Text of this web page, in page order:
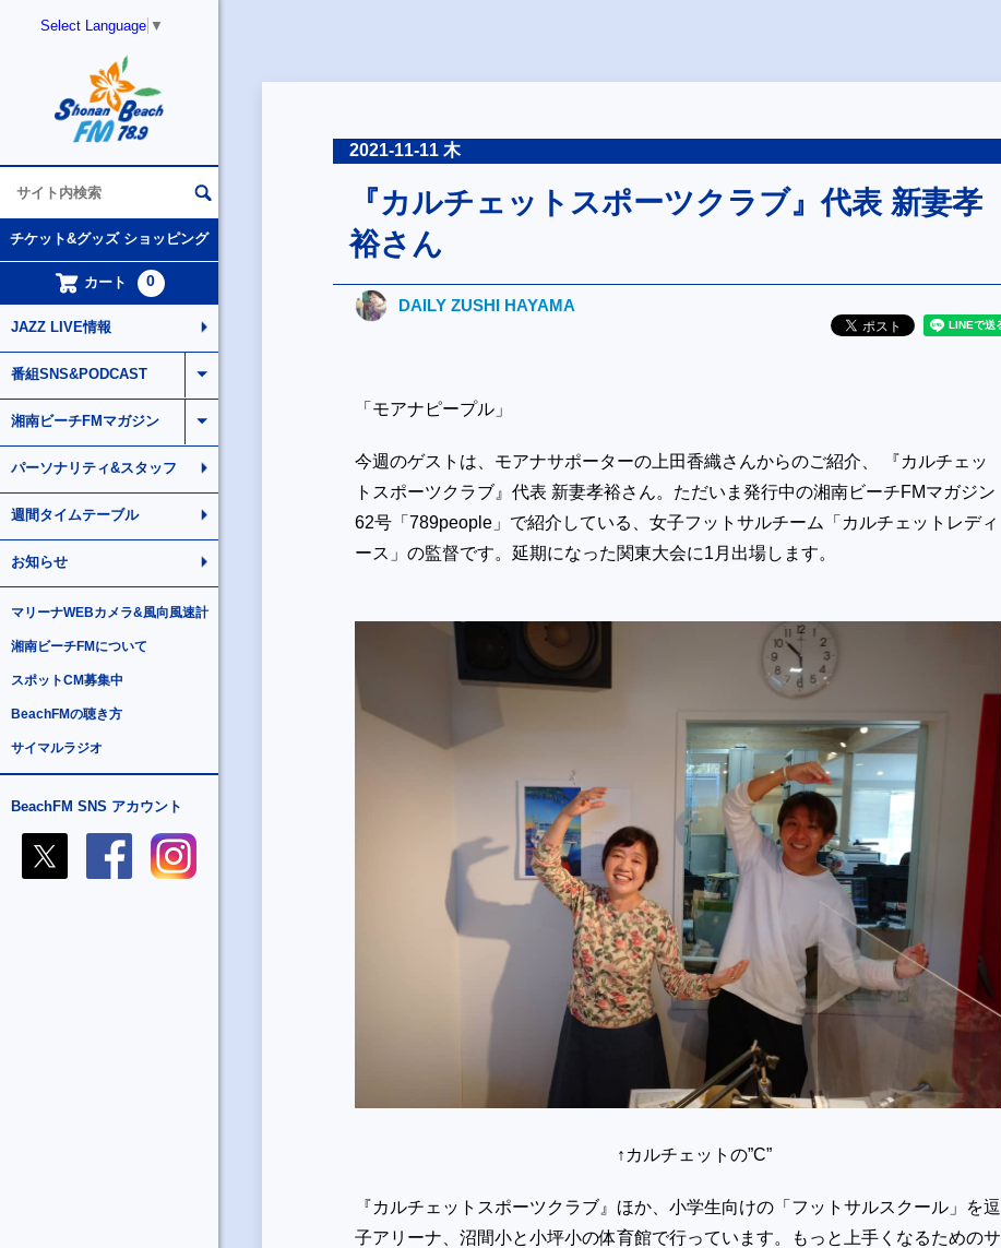
Select Language ▼
チケット&グッズ ショッピング
カート 0
JAZZ LIVE情報
番組SNS&PODCAST
湘南ビーチFMマガジン
パーソナリティ&スタッフ
週間タイムテーブル
お知らせ
マリーナWEBカメラ&風向風速計
湘南ビーチFMについて
スポットCM募集中
BeachFMの聴き方
サイマルラジオ
BeachFM SNS アカウント
2021-11-11 木
『カルチェットスポーツクラブ』代表 新妻孝
裕さん
DAILY ZUSHI HAYAMA
「モアナピープル」
今週のゲストは、モアナサポーターの上田香織さんからのご紹介、 『カルチェッ
トスポーツクラブ』代表 新妻孝裕さん。ただいま発行中の湘南ビーチFMマガジン
62号「789people」で紹介している、女子フットサルチーム「カルチェットレディ
ース」の監督です。延期になった関東大会に1月出場します。
↑カルチェットの”C”
『カルチェットスポーツクラブ』ほか、小学生向けの「フットサルスクール」を逗
子アリーナ、沼間小と小坪小の体育館で行っています。もっと上手くなるためのサ